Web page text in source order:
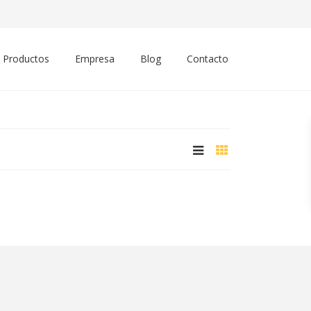
Productos Empresa Blog Contacto